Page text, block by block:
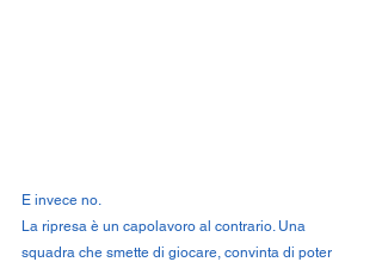
E invece no.
La ripresa è un capolavoro al contrario. Una
squadra che smette di giocare, convinta di poter